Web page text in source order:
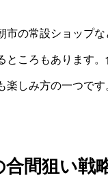
市の常設ショップ
ところもあります
しみ方の一つです
合間狙い戦